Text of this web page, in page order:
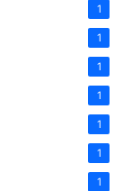
1
1
1
1
1
1
1